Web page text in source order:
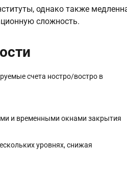
однако также
сложность.
счета ностро/востро в
и временными окнами закрытия
уровнях, снижая